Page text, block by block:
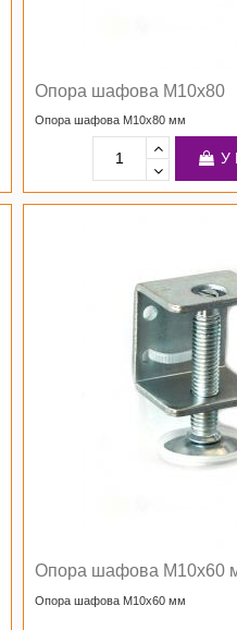
Опора шафова М10х80
Опора шафова М10х80 мм
У
Опора шафова М10х60
Опора шафова М10х60 мм